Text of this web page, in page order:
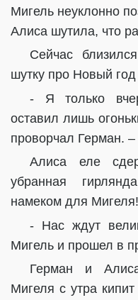
Мигель неуклонно
Алиса шутила, что
Сейчас
шутку про Новый
- Я только
оставил лишь
проворчал Герман.
Алиса еле
убранная
намеком для Мигеля!
- Нас ждут
Мигель и прошел в
Герман и
Мигеля с утра